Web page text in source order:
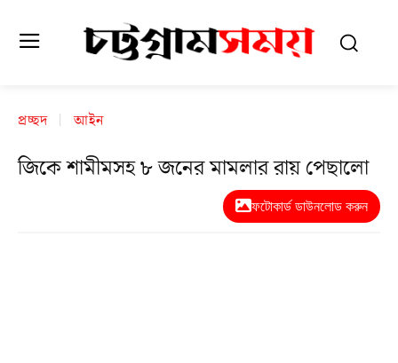
প্রচ্ছদ আইন
জিকে শামীমসহ ৮ জনের মামলার রায় পেছালো
ফটোকার্ড ডাউনলোড করুন